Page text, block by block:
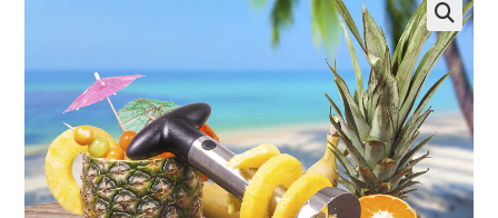
🔍